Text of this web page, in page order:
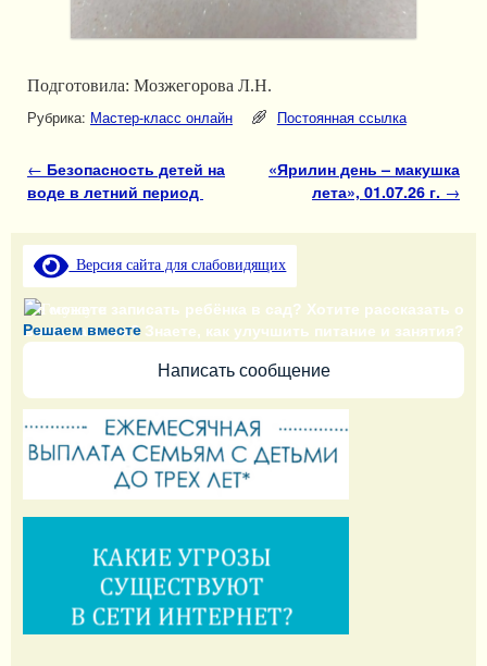
Подготовила: Мозжегорова Л.Н.
Рубрика: Мастер-класс онлайн Постоянная ссылка
Навигация по записям
← Безопасность детей на
воде в летний период
«Ярилин день – макушка
лета», 01.07.26 г. →
Версия сайта для слабовидящих
Решаем вместе
Не можете записать ребёнка в сад? Хотите рассказать о
воспитателях? Знаете, как улучшить питание и занятия?
Написать сообщение